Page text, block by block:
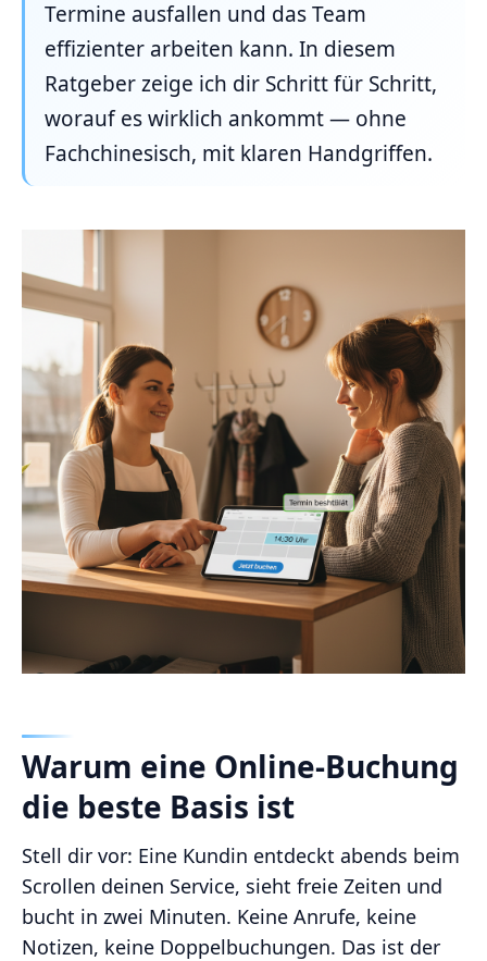
Termine ausfallen und das Team
effizienter arbeiten kann. In diesem
Ratgeber zeige ich dir Schritt für Schritt,
worauf es wirklich ankommt — ohne
Fachchinesisch, mit klaren Handgriffen.
Warum eine Online-Buchung
die beste Basis ist
Stell dir vor: Eine Kundin entdeckt abends beim
Scrollen deinen Service, sieht freie Zeiten und
bucht in zwei Minuten. Keine Anrufe, keine
Notizen, keine Doppelbuchungen. Das ist der